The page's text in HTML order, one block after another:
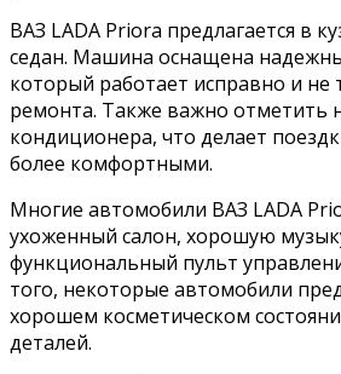
ВАЗ LADA Priora предлагается в
седан. Машина оснащена
который работает исправно и не
ремонта. Также важно отметить
кондиционера, что делает
более комфортными.
Многие автомобили ВАЗ LADA
ухоженный салон, хорошую
функциональный пульт
того, некоторые автомобили
хорошем косметическом
деталей.